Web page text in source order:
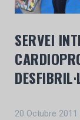
SERVEI
20 Octubre 2011